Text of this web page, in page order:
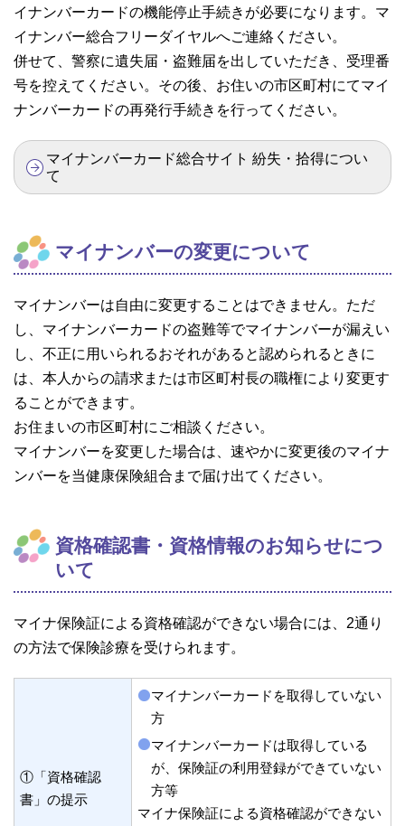
イナンバーカードの機能停止手続きが必要になります。マ
イナンバー総合フリーダイヤルへご連絡ください。
併せて、警察に遺失届・盗難届を出していただき、受理番
号を控えてください。その後、お住いの市区町村にてマイ
ナンバーカードの再発行手続きを行ってください。
マイナンバーカード総合サイト 紛失・拾得につい
て
マイナンバーの変更について
マイナンバーは自由に変更することはできません。ただ
し、マイナンバーカードの盗難等でマイナンバーが漏えい
し、不正に用いられるおそれがあると認められるときに
は、本人からの請求または市区町村長の職権により変更す
ることができます。
お住まいの市区町村にご相談ください。
マイナンバーを変更した場合は、速やかに変更後のマイナ
ンバーを当健康保険組合まで届け出てください。
資格確認書・資格情報のお知らせにつ
いて
マイナ保険証による資格確認ができない場合には、2通り
の方法で保険診療を受けられます。
①「資格確認
書」の提示
マイナンバーカードを取得していない
方
マイナンバーカードは取得している
が、保険証の利用登録ができていない
方等
マイナ保険証による資格確認ができない